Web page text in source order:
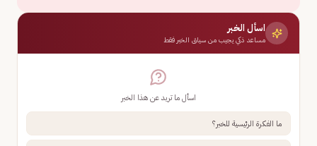
اسأل الخبر
مساعد ذكي يجيب من سياق الخبر فقط
اسأل ما تريد عن هذا الخبر
ما الفكرة الرئيسية للخبر؟